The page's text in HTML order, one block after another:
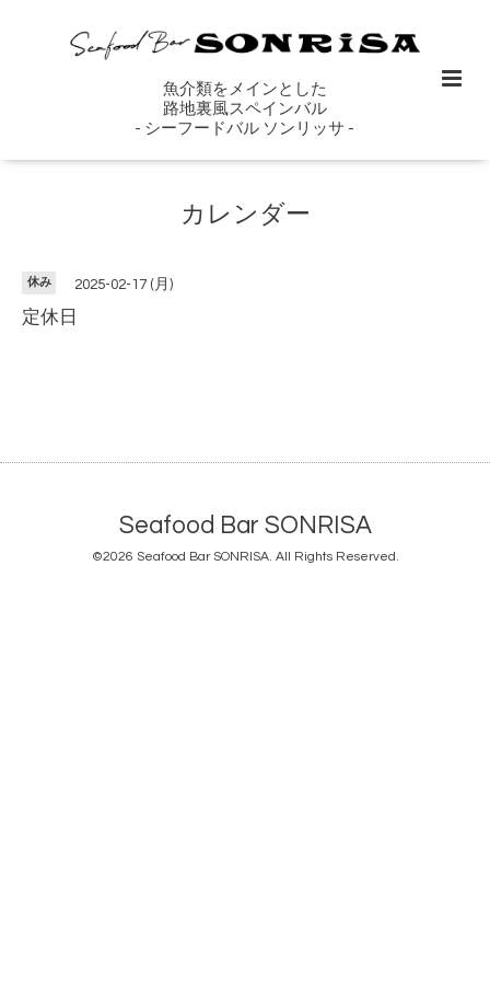
魚介類をメインとした
路地裏風スペインバル
- シーフードバル ソンリッサ -
カレンダー
休み 2025-02-17 (月)
定休日
Seafood Bar SONRISA
©2026 Seafood Bar SONRISA. All Rights Reserved.